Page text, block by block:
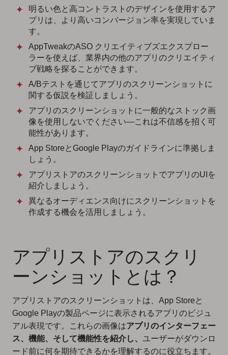
明るい色と高コントラストのデザインを使用するア
プリは、より高いコンバージョン率を実現していま
す。
AppTweakのASO クリエイティブズエクスプロー
ラーを使えば、業界内の他のアプリのクリエイティ
ブ戦略を探ることができます。
A/Bテストを通じてアプリのスクリーンショットに
関する仮説を検証しましょう。
アプリのスクリーンショットに一般的なストック画
像を使用しないでください—これは不信感を招く可
能性があります。
App StoreとGoogle Playのガイドラインに準拠しま
しょう。
アプリストアのスクリーンショットでアプリのUIを
紹介しましょう。
異なるオーディエンス向けにスクリーンショットを
作成する機会を活用しましょう。
アプリストアのスクリ
ーンショットとは？
アプリストアのスクリーンショットは、App Storeと
Google Playの製品ページに表示されるアプリのビジュ
アル表現です。これらの画像はアプリのインターフェー
ス、機能、そして機能性を紹介し、 ユーザーがダウンロ
ード前に何を期待できるかを理解するのに役立ちます。